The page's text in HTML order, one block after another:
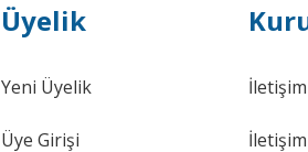
Üyelik
Yeni Üyelik
Üye Girişi
İletişim